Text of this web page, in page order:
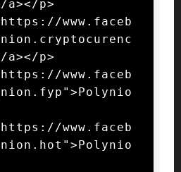
a></p>
www.faceb
a></p>
www.faceb
www.faceb